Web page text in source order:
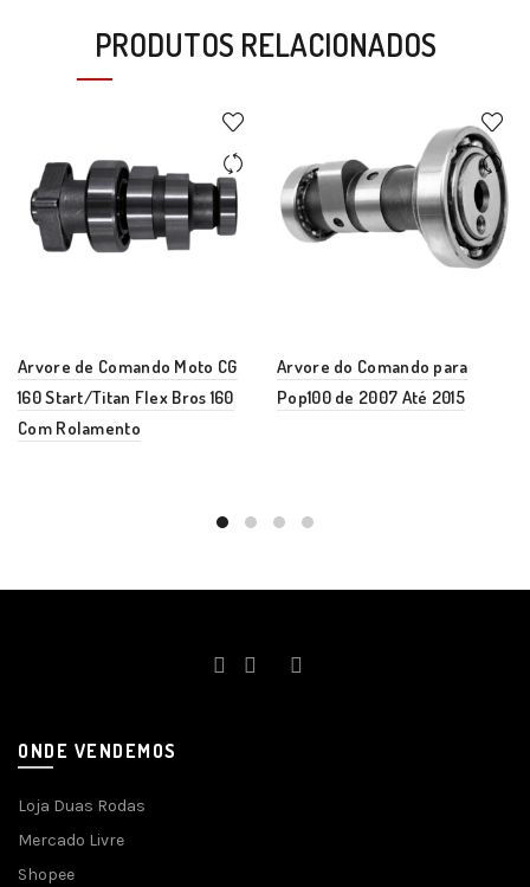
PRODUTOS RELACIONADOS
Arvore de Comando Moto CG
160 Start/Titan Flex Bros 160
Com Rolamento
Arvore do Comando para
Pop100 de 2007 Até 2015
ONDE VENDEMOS
Loja Duas Rodas
Mercado Livre
Shopee